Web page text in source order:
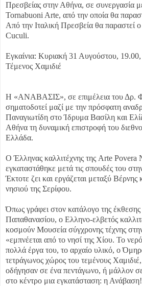
Πρεσβείας στην Αθήνα, σε συνεργασία
Tornabuoni Arte, από την οποία θα
Από την Ιταλική Πρεσβεία θα παραστεί
Cuculi.
Εγκαίνια: Κυριακή 31 Αυγούστου,
Τέμενος Χαμιδιέ
Η «ΑΝΑΒΑΣΙΣ», σε επιμέλεια του Δρ.
σηματοδοτεί μαζί με την πρόσφατη
Παναγιωτίδη στο Ίδρυμα Βασίλη και
Αθήνα τη δυναμική επιστροφή του
Ελλάδα.
Ο Έλληνας καλλιτέχνης της Arte Povera
εγκαταστάθηκε μετά τις σπουδές του
Έκτοτε ζει και εργάζεται μεταξύ Βέρνης
νησιού της Σερίφου.
Όπως γράφει στον κατάλογο της
Παπαθανασίου, ο Ελληνο-ελβετός
κοσμούν Μουσεία σύγχρονης τέχνης
«εμπνέεται από το νησί της Χίου. Το
πολλά έργα του, το αρχαίο υλικό, ο
τετράγωνος χώρος του τεμένους
οδήγησαν σε ένα πεντάγωνο, ή μάλλον σε
στο κέντρο μια εγκατάσταση: η